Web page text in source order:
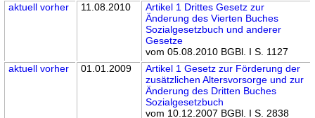
aktuell vorher 11.08.2010
Artikel 1 Drittes Gesetz zur
Änderung des Vierten Buches
Sozialgesetzbuch und anderer
Gesetze
vom 05.08.2010 BGBl. I S. 1127
aktuell vorher 01.01.2009
Artikel 1 Gesetz zur Förderung der
zusätzlichen Altersvorsorge und zur
Änderung des Dritten Buches
Sozialgesetzbuch
vom 10.12.2007 BGBl. I S. 2838